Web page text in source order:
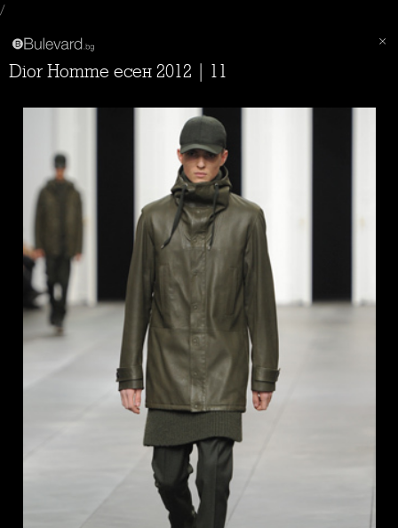
/
Dior Homme есен 2012 | 11